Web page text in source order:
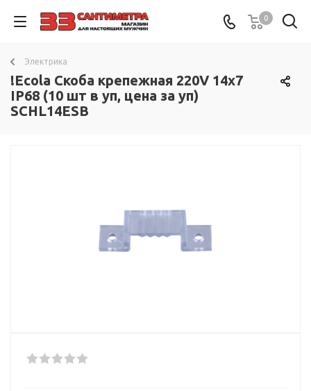
0
Электрика
!Ecola Скоба крепежная 220V 14x7
IP68 (10 шт в уп, цена за уп)
SCHL14ESB